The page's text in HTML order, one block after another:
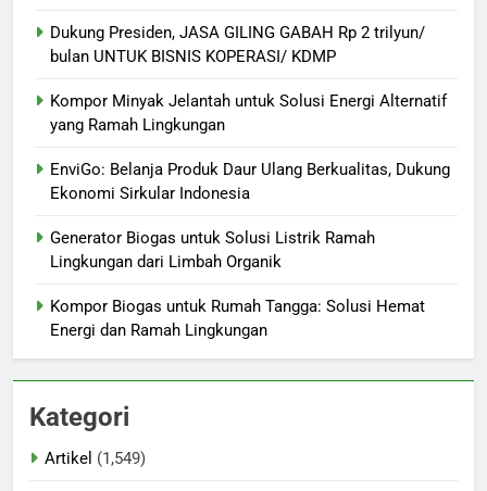
Dukung Presiden, JASA GILING GABAH Rp 2 trilyun/
bulan UNTUK BISNIS KOPERASI/ KDMP
Kompor Minyak Jelantah untuk Solusi Energi Alternatif
yang Ramah Lingkungan
EnviGo: Belanja Produk Daur Ulang Berkualitas, Dukung
Ekonomi Sirkular Indonesia
Generator Biogas untuk Solusi Listrik Ramah
Lingkungan dari Limbah Organik
Kompor Biogas untuk Rumah Tangga: Solusi Hemat
Energi dan Ramah Lingkungan
Kategori
Artikel (1,549)